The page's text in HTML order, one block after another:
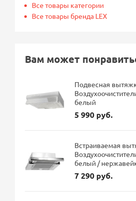
Все товары категории
Все товары бренда LEX
Вам может
Подвесная
белый
5 990 руб.
Встраиваемая
белый /
7 290 руб.